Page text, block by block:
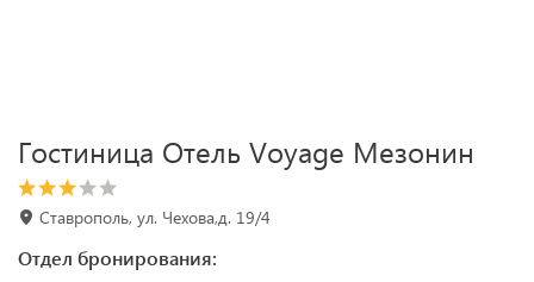
Гостиница Отель Voyage Мезонин
Ставрополь, ул. Чехова,д. 19/4
Отдел бронирования: